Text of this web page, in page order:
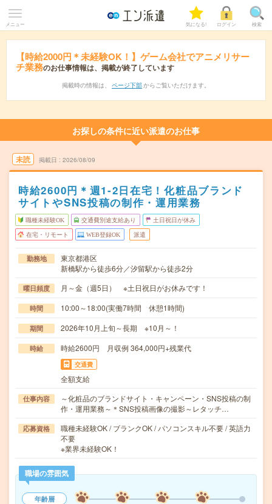
メニュー 気になる! ログイン 検索
【時給2000円＊未経験OK！】ゲーム会社でアニメリサー
チ業務のお仕事情報は、掲載が終了しています
掲載時の情報は、 ページ下部 からご覧いただけます。
お探しの条件に近い派遣のお仕事
未読 掲載日 2026/08/09
時給2600円＊週1-2日在宅！化粧品ブランド
サイトやSNS投稿の制作・運用業務
職種未経験OK 交通費別途支給あり 土日祝日が休み
在宅・リモート WEB登録OK 派遣
勤務地
東京都港区
新橋駅から徒歩6分／汐留駅から徒歩2分
曜日頻度 月～金（週5日） ※土日祝日がお休みです！
時間 10:00～18:00(実働7時間 休憩1時間)
期間 2026年10月上旬～長期 ※10月～！
時給 時給2600円 月収例 364,000円+残業代
交通費
全額支給
仕事内容
～化粧品のブランドサイト・キャンペーン・SNS投稿の制
作・運用業務～＊SNS投稿画像の撮影～レタッチ…
応募資格
職種未経験OK / ブランクOK / パソコンスキル不要 / 英語力
不要
※業界未経験OK！
職場の雰囲気
年齢層